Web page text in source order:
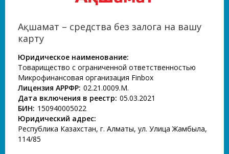
Ақшамат – средства без залога на вашу
карту
Юридическое наименование:
Товарищество с ограниченной ответственностью
Микрофинансовая организация Finbox
Лицензия АРРФР: 02.21.0009.М.
Дата включения в реестр: 05.03.2021
БИН: 150940005022
Юридический адрес:
Республика Казахстан, г. Алматы, ул. Улица Жамбыла,
114/85